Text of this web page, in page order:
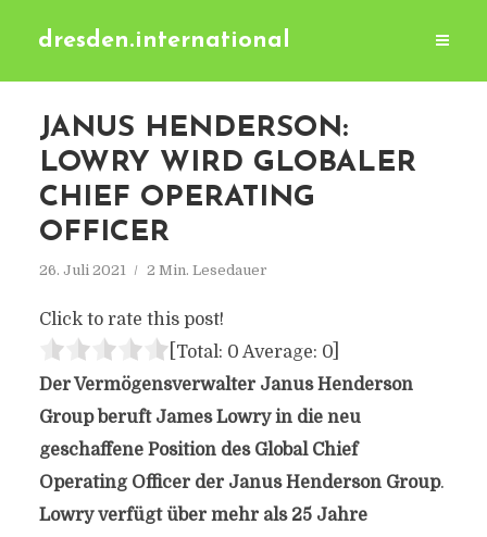
dresden.international
JANUS HENDERSON:
LOWRY WIRD GLOBALER
CHIEF OPERATING
OFFICER
26. Juli 2021 2 Min. Lesedauer
Click to rate this post!
[Total: 0 Average: 0]
Der Vermögensverwalter Janus Henderson
Group beruft James Lowry in die neu
geschaffene Position des Global Chief
Operating Officer der Janus Henderson Group.
Lowry verfügt über mehr als 25 Jahre